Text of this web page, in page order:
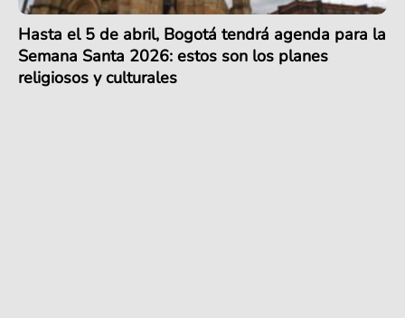
Hasta el 5 de abril, Bogotá tendrá agenda para la
Semana Santa 2026: estos son los planes
religiosos y culturales